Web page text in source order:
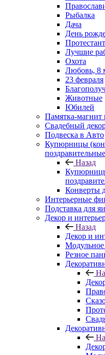
Рыбалка
Дача
День
Лучшие
Охота
Любовь, 8
23 февраля
Животные
Юбилей
Памятка-магнит
Свадебный
Подвеска в Авто
Купюрницы
поздравительные
Назад
Конверты
Интерьерные
Подставка для
Декор и
Назад
Декор и
Резное